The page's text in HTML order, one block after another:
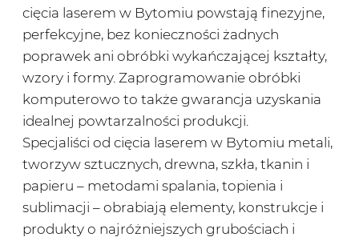
cięcia laserem w Bytomiu powstają finezyjne,
perfekcyjne, bez konieczności żadnych
poprawek ani obróbki wykańczającej kształty,
wzory i formy. Zaprogramowanie obróbki
komputerowo to także gwarancja uzyskania
idealnej powtarzalności produkcji.
Specjaliści od cięcia laserem w Bytomiu metali,
tworzyw sztucznych, drewna, szkła, tkanin i
papieru – metodami spalania, topienia i
sublimacji – obrabiają elementy, konstrukcje i
produkty o najróżniejszych grubościach i